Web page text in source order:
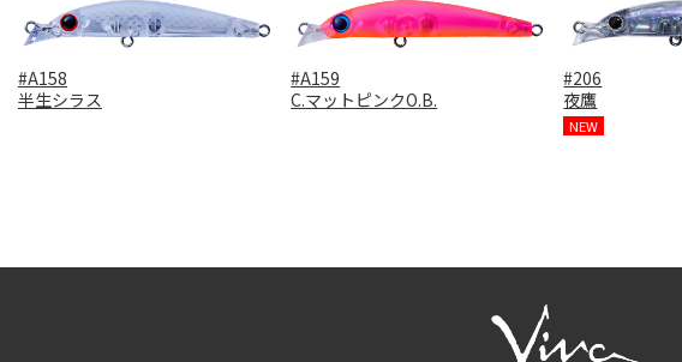
#A158
半生シラス
#A159
C.マットピンクO.B.
#206
夜鷹
NEW